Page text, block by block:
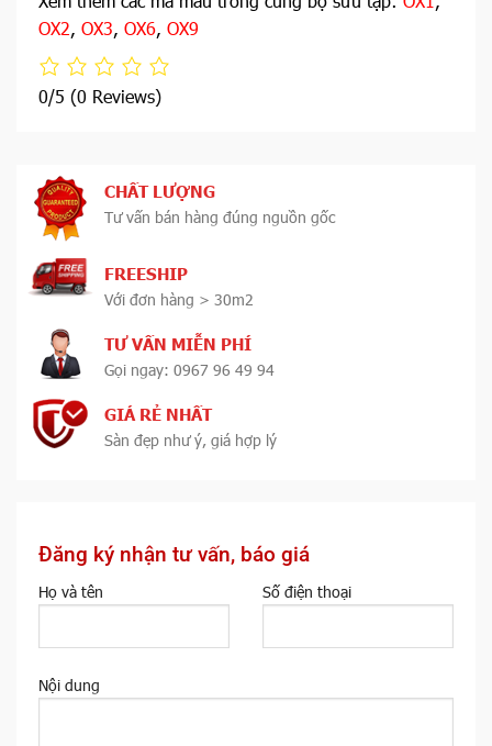
OX2, OX3, OX6, OX9
0/5 (0 Reviews)
CHẤT LƯỢNG
Tư vấn bán hàng đúng nguồn gốc
FREESHIP
Với đơn hàng > 30m2
TƯ VẤN MIỄN PHÍ
Gọi ngay: 0967 96 49 94
GIÁ RẺ NHẤT
Sàn đẹp như ý, giá hợp lý
Đăng ký nhận tư vấn, báo giá
Họ và tên Số điện thoại
Nội dung